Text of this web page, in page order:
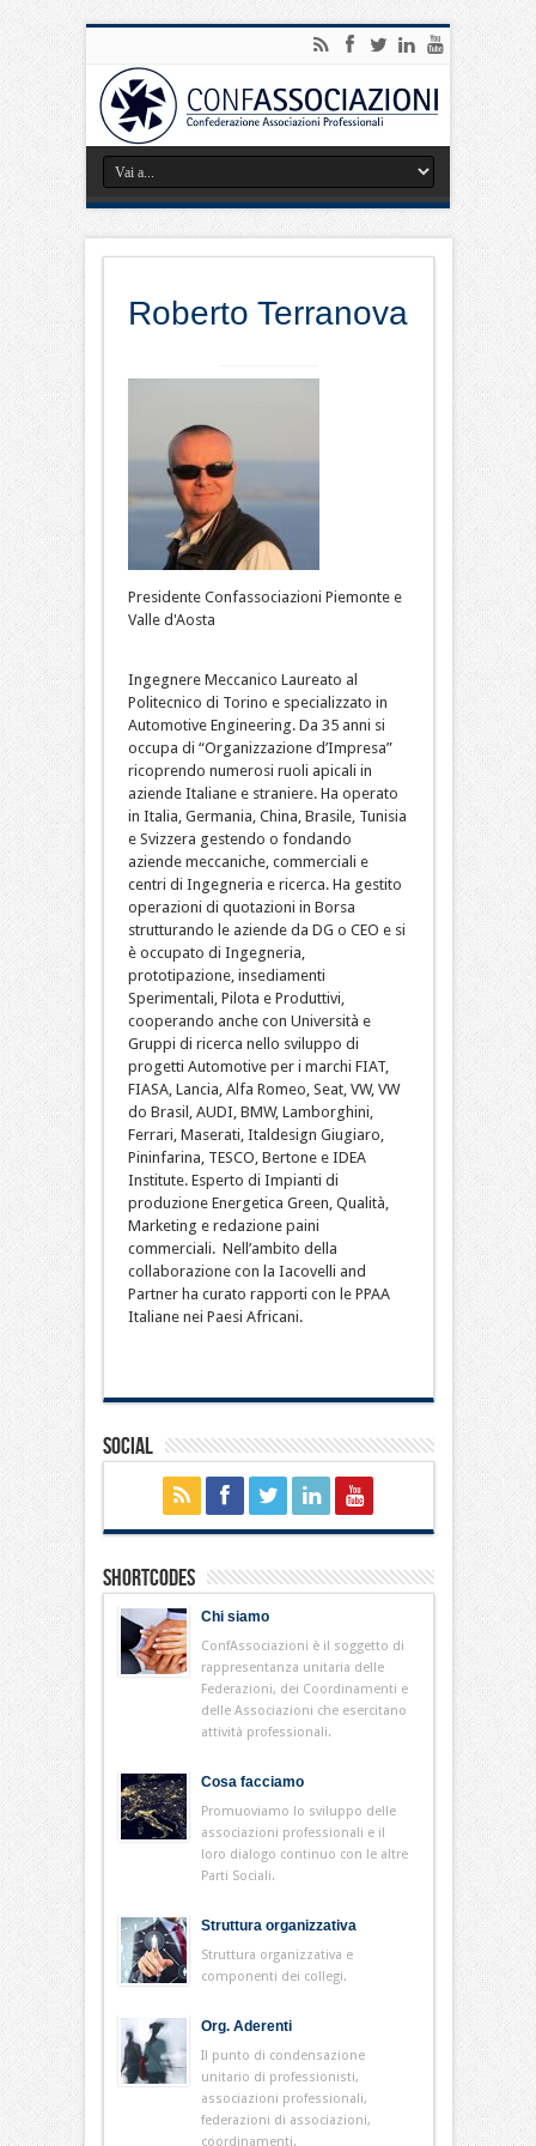
Roberto Terranova
Presidente Confassociazioni Piemonte e
Valle d'Aosta
Ingegnere Meccanico Laureato al
Politecnico di Torino e specializzato in
Automotive Engineering. Da 35 anni si
occupa di “Organizzazione d’Impresa”
ricoprendo numerosi ruoli apicali in
aziende Italiane e straniere. Ha operato
in Italia, Germania, China, Brasile, Tunisia
e Svizzera gestendo o fondando
aziende meccaniche, commerciali e
centri di Ingegneria e ricerca. Ha gestito
operazioni di quotazioni in Borsa
strutturando le aziende da DG o CEO e si
è occupato di Ingegneria,
prototipazione, insediamenti
Sperimentali, Pilota e Produttivi,
cooperando anche con Università e
Gruppi di ricerca nello sviluppo di
progetti Automotive per i marchi FIAT,
FIASA, Lancia, Alfa Romeo, Seat, VW, VW
do Brasil, AUDI, BMW, Lamborghini,
Ferrari, Maserati, Italdesign Giugiaro,
Pininfarina, TESCO, Bertone e IDEA
Institute. Esperto di Impianti di
produzione Energetica Green, Qualità,
Marketing e redazione paini
commerciali. Nell’ambito della
collaborazione con la Iacovelli and
Partner ha curato rapporti con le PPAA
Italiane nei Paesi Africani.
Social
Shortcodes
Chi siamo
ConfAssociazioni è il soggetto di
rappresentanza unitaria delle
Federazioni, dei Coordinamenti e
delle Associazioni che esercitano
attività professionali.
Cosa facciamo
Promuoviamo lo sviluppo delle
associazioni professionali e il
loro dialogo continuo con le altre
Parti Sociali.
Struttura organizzativa
Struttura organizzativa e
componenti dei collegi.
Org. Aderenti
Il punto di condensazione
unitario di professionisti,
associazioni professionali,
federazioni di associazioni,
coordinamenti.